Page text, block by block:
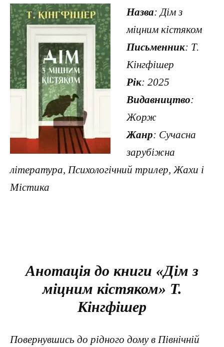
Назва: Дім з
міцним кістяком
Письменник: Т.
Кінгфішер
Рік: 2025
Видавництво:
Жорж
Жанр: Сучасна
зарубіжна
література, Психологічний трилер, Жахи і
Містика
Анотація до книги «Дім з
міцним кістяком» Т.
Кінгфішер
Повернувшись до рідного дому в Північній